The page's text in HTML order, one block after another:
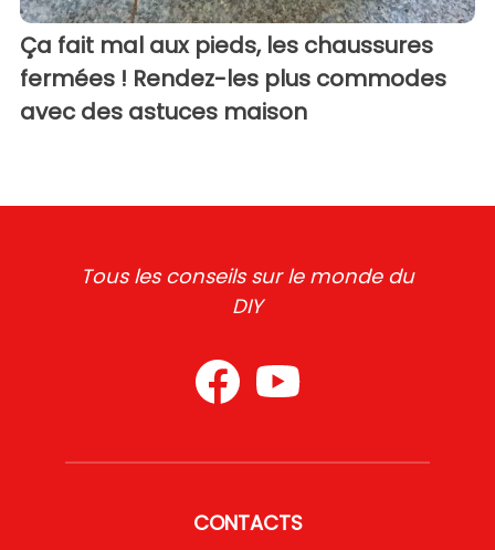
Ça fait mal aux pieds, les chaussures
fermées ! Rendez-les plus commodes
avec des astuces maison
Tous les conseils sur le monde du
DIY
CONTACTS